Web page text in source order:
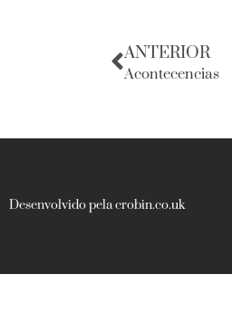
ANTERIOR
Acontecencias
Desenvolvido pela crobin.co.uk